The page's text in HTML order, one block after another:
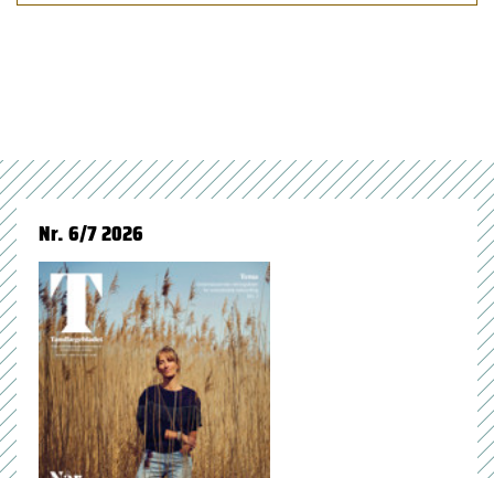
Nr. 6/7 2026